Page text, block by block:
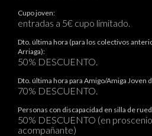
Cupo joven:
entradas a 5€ cupo limitado.
Dto. última hora (para los colectivos
Arriaga):
50% DESCUENTO.
Dto. última hora para Amigo/Amiga Joven
70% DESCUENTO.
Personas con discapacidad en silla de
50% DESCUENTO (en
acompañante)